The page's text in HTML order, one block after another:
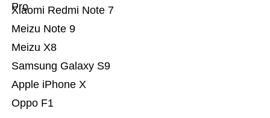
Oppo F1
Apple iPhone X
Samsung Galaxy S9
Meizu X8
Meizu Note 9
Xiaomi Redmi Note 7
Pro